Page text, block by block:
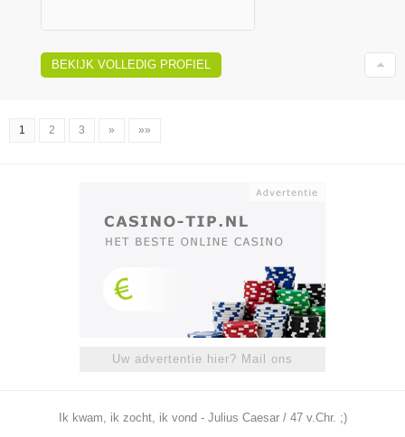
BEKIJK VOLLEDIG PROFIEL
1 2 3 » »»
Uw advertentie hier? Mail ons
Ik kwam, ik zocht, ik vond - Julius Caesar / 47 v.Chr. ;)